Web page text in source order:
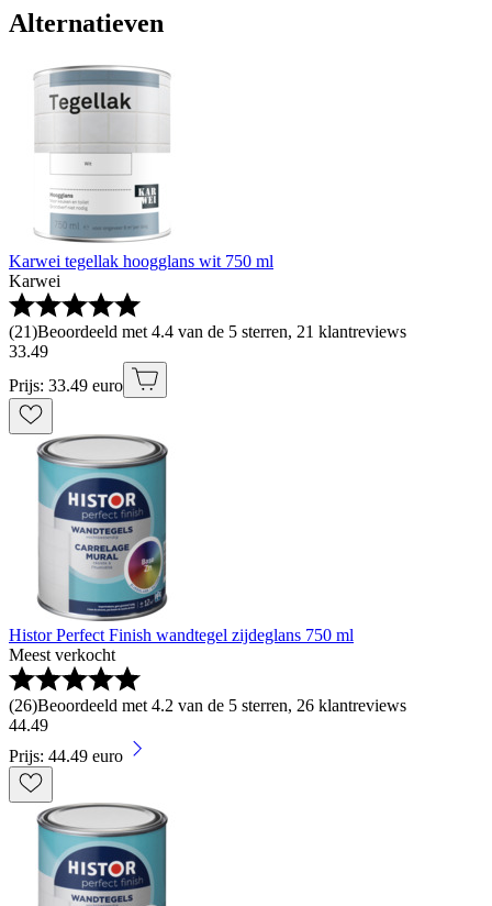
Alternatieven
Karwei tegellak hoogglans wit 750 ml
Karwei
(21)Beoordeeld met 4.4 van de 5 sterren, 21 klantreviews
33.49
Prijs: 33.49 euro
Histor Perfect Finish wandtegel zijdeglans 750 ml
Meest verkocht
(26)Beoordeeld met 4.2 van de 5 sterren, 26 klantreviews
44.49
Prijs: 44.49 euro